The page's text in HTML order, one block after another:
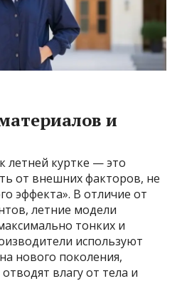
и
летней куртке — это
от внешних факторов, не
эффекта». В отличие от
летние модели
тонких и
используют
нового поколения,
влагу от тела и